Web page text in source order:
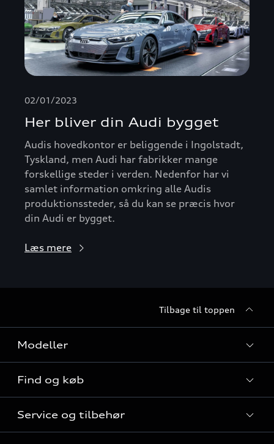
02/01/2023
Her bliver din Audi bygget
Audis hovedkontor er beliggende i Ingolstadt,
Tyskland, men Audi har fabrikker mange
forskellige steder i verden. Nedenfor har vi
samlet information omkring alle Audis
produktionssteder, så du kan se præcis hvor
din Audi er bygget.
Læs mere
Tilbage til toppen
Modeller
Find og køb
Service og tilbehør